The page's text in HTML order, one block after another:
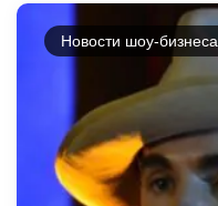
Новости шоу-бизнеса